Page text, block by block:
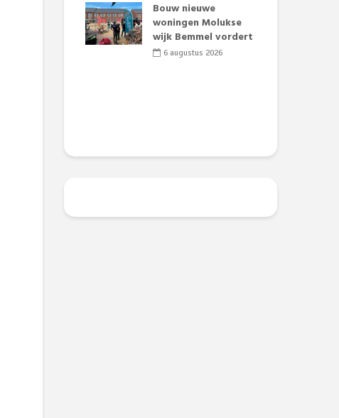
Bouw nieuwe
woningen Molukse
wijk Bemmel vordert
6 augustus 2026